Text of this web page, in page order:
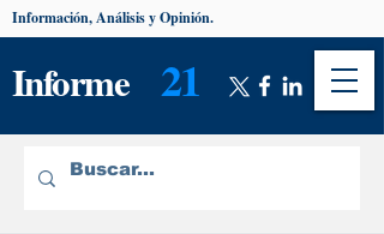
Informe 21
Información, Análisis y Opinión.